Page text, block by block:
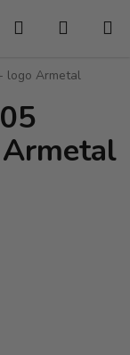
Hledat
logo Armetal